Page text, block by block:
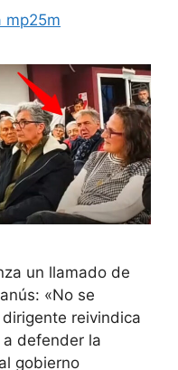
mp25m
un llamado de
«No se
reivindica
a defender la
gobierno